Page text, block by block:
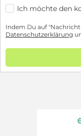
Ich möchte den
Indem Du auf
Datenschutzerklärung